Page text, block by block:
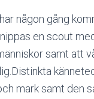
någon gång
en scout
samt att
mark samt den